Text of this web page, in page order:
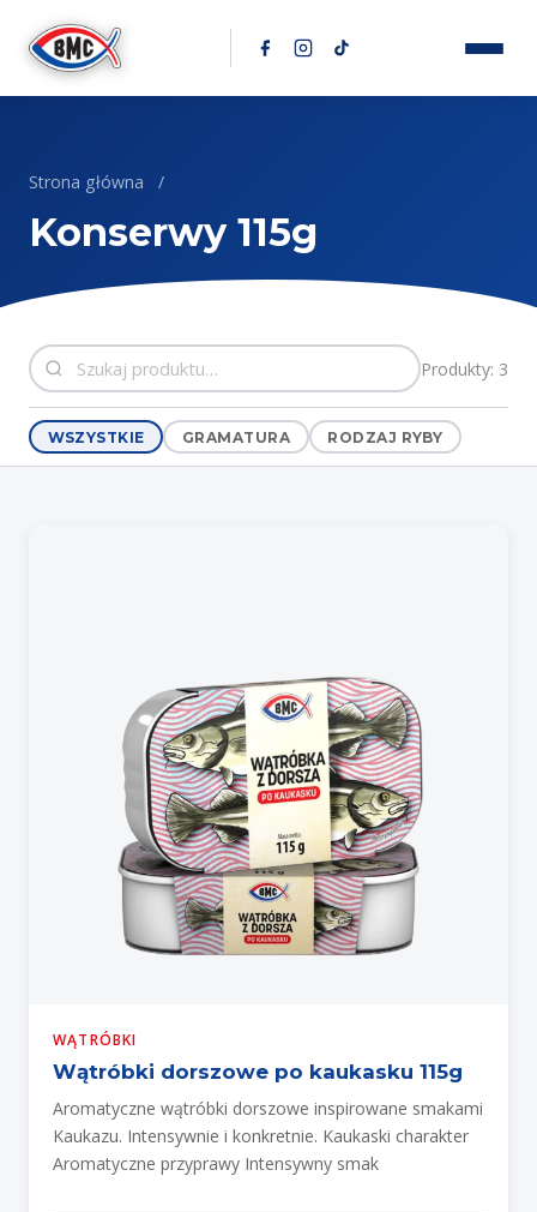
Strona główna /
Konserwy 115g
Produkty: 3
WSZYSTKIE GRAMATURA RODZAJ RYBY
WĄTRÓBKI
Wątróbki dorszowe po kaukasku 115g
Aromatyczne wątróbki dorszowe inspirowane smakami
Kaukazu. Intensywnie i konkretnie. Kaukaski charakter
Aromatyczne przyprawy Intensywny smak